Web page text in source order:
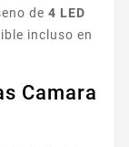
de 4 LED
incluso en
Camara